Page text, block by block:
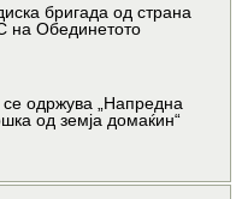
бригада од страна
на Обединетото
одржува „Напредна
од земја домаќин“